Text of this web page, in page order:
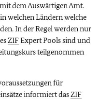
dem Auswärtigen Amt.
welchen Ländern welche
In der Regel werden nur
ZIFExpert Poolssind und
teilgenommen
für
informiert dasZIF